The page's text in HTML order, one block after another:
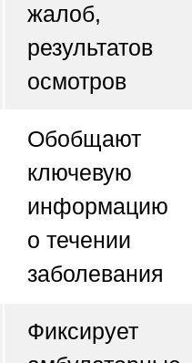
жалоб,
результатов
осмотров
Обобщают
ключевую
информацию
о течении
заболевания
Фиксирует